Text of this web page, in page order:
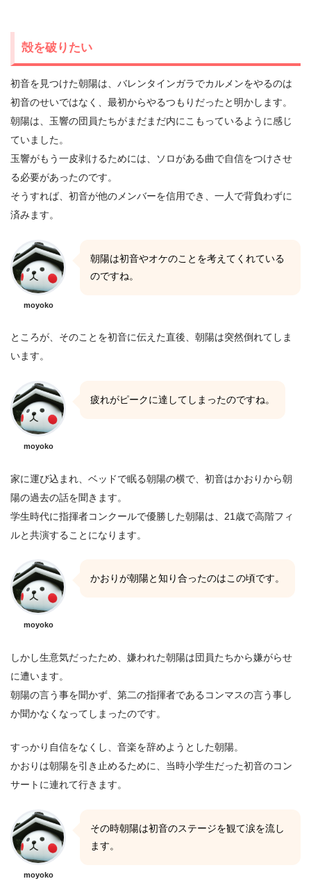
殻を破りたい
初音を見つけた朝陽は、バレンタインガラでカルメンをやるのは
初音のせいではなく、最初からやるつもりだったと明かします。
朝陽は、玉響の団員たちがまだまだ内にこもっているように感じ
ていました。
玉響がもう一皮剥けるためには、ソロがある曲で自信をつけさせ
る必要があったのです。
そうすれば、初音が他のメンバーを信用でき、一人で背負わずに
済みます。
moyoko
朝陽は初音やオケのことを考えてくれている
のですね。
ところが、そのことを初音に伝えた直後、朝陽は突然倒れてしま
います。
moyoko
疲れがピークに達してしまったのですね。
家に運び込まれ、ベッドで眠る朝陽の横で、初音はかおりから朝
陽の過去の話を聞きます。
学生時代に指揮者コンクールで優勝した朝陽は、21歳で高階フィ
ルと共演することになります。
moyoko
かおりが朝陽と知り合ったのはこの頃です。
しかし生意気だったため、嫌われた朝陽は団員たちから嫌がらせ
に遭います。
朝陽の言う事を聞かず、第二の指揮者であるコンマスの言う事し
か聞かなくなってしまったのです。
すっかり自信をなくし、音楽を辞めようとした朝陽。
かおりは朝陽を引き止めるために、当時小学生だった初音のコン
サートに連れて行きます。
moyoko
その時朝陽は初音のステージを観て涙を流し
ます。